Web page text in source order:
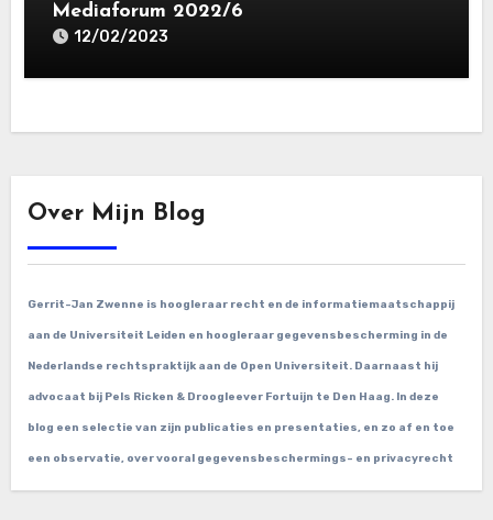
Mediaforum 2022/6
12/02/2023
Over Mijn Blog
Gerrit-Jan Zwenne is hoogleraar recht en de informatiemaatschappij
aan de Universiteit Leiden en hoogleraar gegevensbescherming in de
Nederlandse rechtspraktijk aan de Open Universiteit. Daarnaast hij
advocaat bij Pels Ricken & Droogleever Fortuijn te Den Haag. In deze
blog een selectie van zijn publicaties en presentaties, en zo af en toe
een observatie, over vooral gegevensbeschermings- en privacyrecht